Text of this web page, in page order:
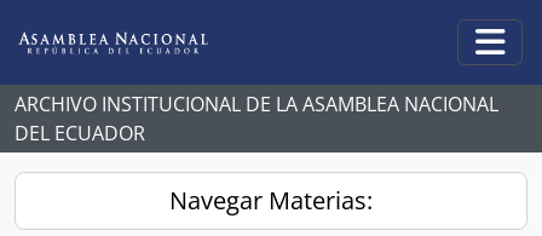
ARCHIVO INSTITUCIONAL DE LA ASAMBLEA NACIONAL
DEL ECUADOR
Navegar Materias: